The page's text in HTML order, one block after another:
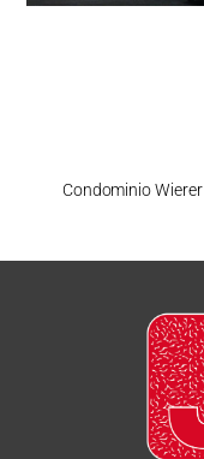
Condominio Wierer